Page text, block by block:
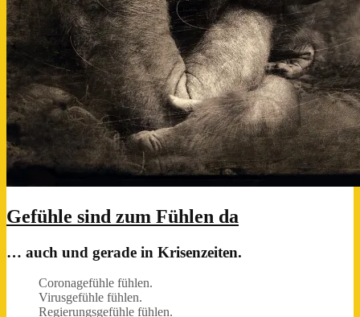
Gefühle sind zum Fühlen da
… auch und gerade in Krisenzeiten.
Coronagefühle fühlen.
Virusgefühle fühlen.
Regierungsgefühle fühlen.